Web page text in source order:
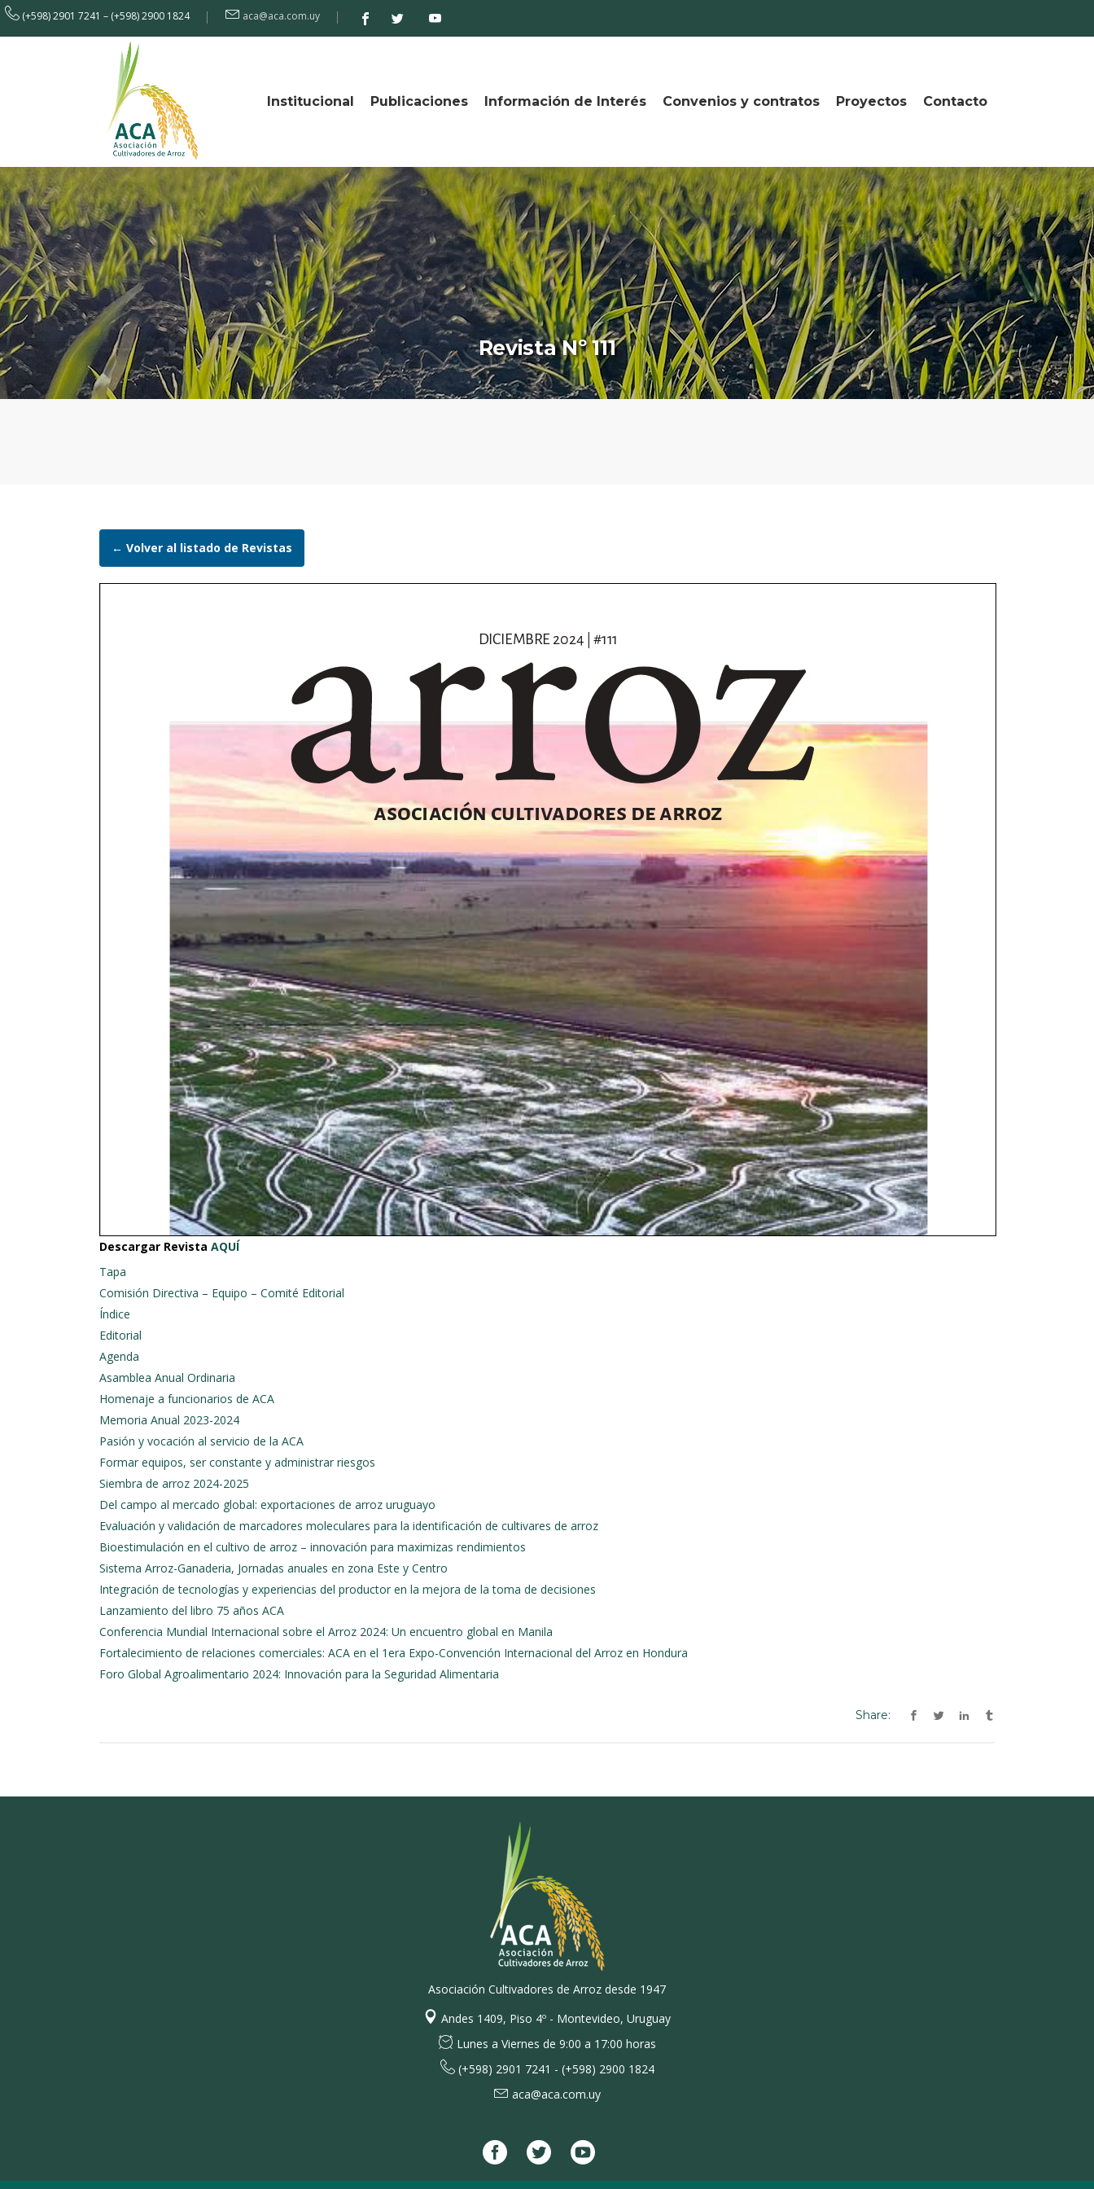
(+598) 2901 7241 – (+598) 2900 1824 aca@aca.com.uy
Institucional Publicaciones Información de Interés Convenios y contratos Proyectos Contacto
Revista Nº 111
← Volver al listado de Revistas
Descargar Revista AQUÍ
Tapa
Comisión Directiva – Equipo – Comité Editorial
Índice
Editorial
Agenda
Asamblea Anual Ordinaria
Homenaje a funcionarios de ACA
Memoria Anual 2023-2024
Pasión y vocación al servicio de la ACA
Formar equipos, ser constante y administrar riesgos
Siembra de arroz 2024-2025
Del campo al mercado global: exportaciones de arroz uruguayo
Evaluación y validación de marcadores moleculares para la identificación de cultivares de arroz
Bioestimulación en el cultivo de arroz – innovación para maximizas rendimientos
Sistema Arroz-Ganaderia, Jornadas anuales en zona Este y Centro
Integración de tecnologías y experiencias del productor en la mejora de la toma de decisiones
Lanzamiento del libro 75 años ACA
Conferencia Mundial Internacional sobre el Arroz 2024: Un encuentro global en Manila
Fortalecimiento de relaciones comerciales: ACA en el 1era Expo-Convención Internacional del Arroz en Hondura
Foro Global Agroalimentario 2024: Innovación para la Seguridad Alimentaria
Share:
Asociación Cultivadores de Arroz desde 1947
Andes 1409, Piso 4º - Montevideo, Uruguay
Lunes a Viernes de 9:00 a 17:00 horas
(+598) 2901 7241 - (+598) 2900 1824
aca@aca.com.uy